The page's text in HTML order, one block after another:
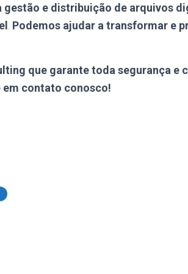
e distribuição de arquivos
Podemos ajudar a transformar e
que garante toda segurança e
em contato conosco!